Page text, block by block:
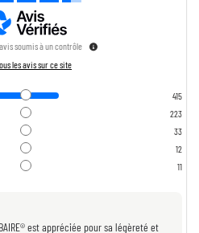
avis soumis à un contrôle
les avis sur ce site
415
223
33
12
11
est appréciée pour sa légèreté et